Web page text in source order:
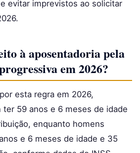
evitar imprevistos ao solicitar
à aposentadoria pela
em 2026?
esta regra em 2026,
ter 59 anos e 6 meses de idade
enquanto homens
e 6 meses de idade e 35